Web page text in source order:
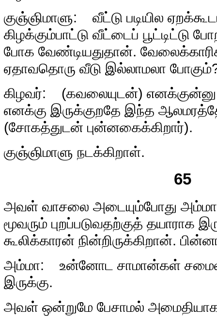
குஞ்ஞிமாளு: வீட்டு படியில
கிழக்கும்பாட்டு வீட்டைப் பூட்டிட்டு
போக வேண்டியதுதான்.
ஏதாவதொரு வீடு இல்லாமலா
கிழவர்: (கவலையுடன்)
எனக்கு இருக்குறதே இந்த
(சோகத்துடன் புன்னகைக்கிறார்).
குஞ்ஞிமாளு நடக்கிறாள்.
65
அவள் வாசலை அடையும்போது
மூவரும் புறப்படுவதற்குத் தயாராக
கூலிக்காரன் நின்றிருக்கிறான்.
அம்மா: உன்னோட சாமான்கள்
இருக்கு.
அவள் ஒன்றுமே பேசாமல் அமைதியாக